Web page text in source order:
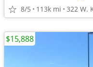
8/5 113k mi 322 W.
$15,888